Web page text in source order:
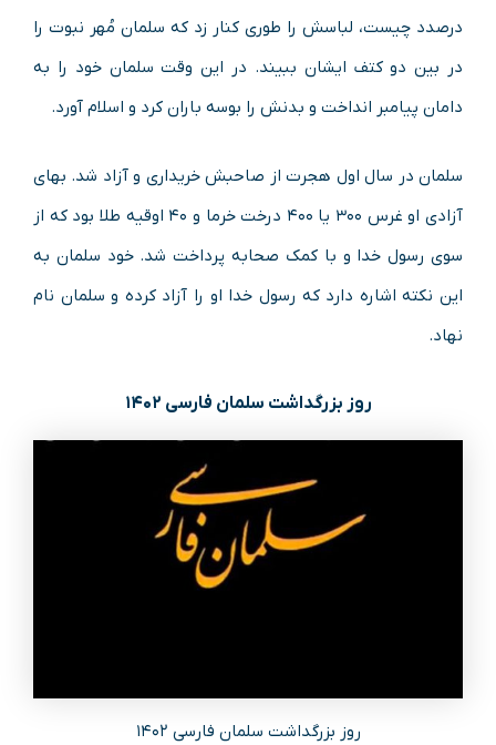
درصدد چیست، لباسش را طوری کنار زد که سلمان مُهر نبوت را
در بین دو کتف ایشان ببیند. در این وقت سلمان خود را به
دامان پیامبر انداخت و بدنش را بوسه باران کرد و اسلام آورد.
سلمان در سال اول هجرت از صاحبش خریداری و آزاد شد. بهای
آزادی او غرس ۳۰۰ یا ۴۰۰ درخت خرما و ۴۰ اوقیه طلا بود که از
سوی رسول خدا و با کمک صحابه پرداخت شد. خود سلمان به
این نکته اشاره دارد که رسول خدا او را آزاد کرده و سلمان نام
نهاد.
روز بزرگداشت سلمان فارسی ۱۴۰۲
روز بزرگداشت سلمان فارسی ۱۴۰۲